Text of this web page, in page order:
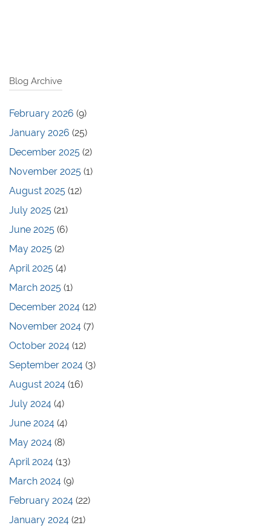
Blog Archive
February 2026 (9)
January 2026 (25)
December 2025 (2)
November 2025 (1)
August 2025 (12)
July 2025 (21)
June 2025 (6)
May 2025 (2)
April 2025 (4)
March 2025 (1)
December 2024 (12)
November 2024 (7)
October 2024 (12)
September 2024 (3)
August 2024 (16)
July 2024 (4)
June 2024 (4)
May 2024 (8)
April 2024 (13)
March 2024 (9)
February 2024 (22)
January 2024 (21)